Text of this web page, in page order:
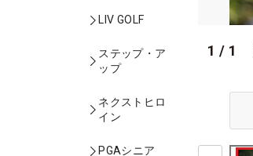
LIV GOLF
ステップ・ア
ップ
ネクストヒロ
イン
PGAシニア
1 / 1